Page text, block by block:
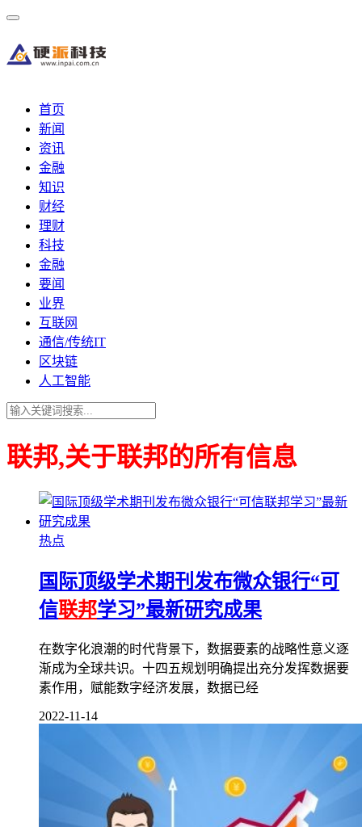
首页
新闻
资讯
金融
知识
财经
理财
科技
金融
要闻
业界
互联网
通信/传统IT
区块链
人工智能
联邦,关于联邦的所有信息
热点
国际顶级学术期刊发布微众银行“可
信联邦学习”最新研究成果
在数字化浪潮的时代背景下，数据要素的战略性意义逐
渐成为全球共识。十四五规划明确提出充分发挥数据要
素作用，赋能数字经济发展，数据已经
2022-11-14